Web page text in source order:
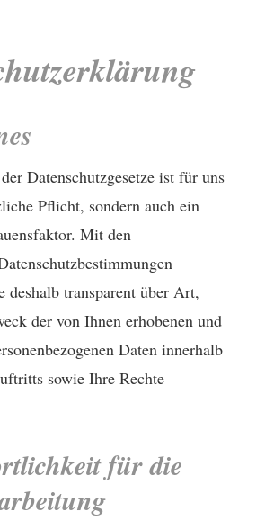
Datenschutzgesetze ist für uns
Pflicht, sondern auch ein
Mit den
deshalb transparent über Art,
der von Ihnen erhobenen und
Daten innerhalb
sowie Ihre Rechte
für die